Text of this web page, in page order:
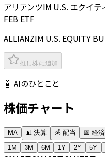
アリアンツIM U.S. エクイ
FEB ETF
ALLIANZIM U.S. EQUITY
推し株に追加
🤖 AIのひとこと
株価チャート
MA 📊 決算 💰 配当
📅 経
1M
3M 6M 1Y 2Y 5Y